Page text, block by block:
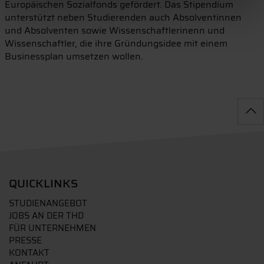
Europäischen Sozialfonds gefördert. Das Stipendium
unterstützt neben Studierenden auch Absolventinnen
und Absolventen sowie Wissenschaftlerinenn und
Wissenschaftler, die ihre Gründungsidee mit einem
Businessplan umsetzen wollen.
QUICKLINKS
STUDIENANGEBOT
JOBS AN DER THD
FÜR UNTERNEHMEN
PRESSE
KONTAKT